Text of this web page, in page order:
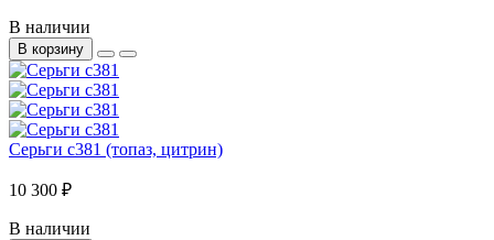
В наличии
В корзину
Серьги с381 (топаз, цитрин)
10 300 ₽
В наличии